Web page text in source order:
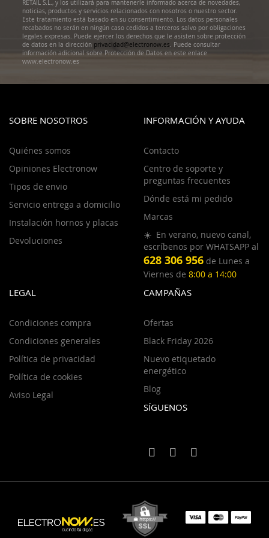
RETAIL S.L., y los utilizará para mantenerle informado acerca de novedades,
noticias, productos y servicios relacionados con nosotros o nuestro sector.
Este tratamiento está basado en su consentimiento. Los datos personales
recabados no serán en ningún caso cedidos a terceros salvo por obligaciones
legales expresas. Puede ejercer los derechos que le asisten sobre protección
de datos en la dirección privacidad@electronow.es. Puede consultar
información adicional sobre Protección de Datos en este enlace
www.electronow.es
SOBRE NOSOTROS
Quiénes somos
Opiniones Electronow
Tipos de envio
Servicio entrega a domicilio
Instalación hornos y placas
Devoluciones
INFORMACIÓN Y AYUDA
Contacto
Centro de soporte y
preguntas frecuentes
Dónde está mi pedido
Marcas
☀️ En verano, nuevo canal,
escríbenos por WHATSAPP al
628 306 956 de Lunes a
Viernes de 8:00 a 14:00
LEGAL
Condiciones compra
Condiciones generales
Política de privacidad
Política de cookies
Aviso Legal
CAMPAÑAS
Ofertas
Black Friday 2026
Nuevo etiquetado
energético
Blog
SÍGUENOS